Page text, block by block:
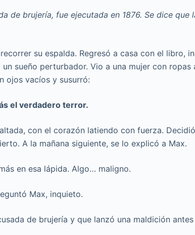
de brujería, fue ejecutada en 1876. Se dice
su espalda. Regresó a casa con el libro,
sueño perturbador. Vio a una mujer con
ojos vacíos y susurró:
el verdadero terror.
con el corazón latiendo con fuerza.
A la mañana siguiente, se lo explicó a Max.
en esa lápida. Algo… maligno.
Max, inquieto.
de brujería y que lanzó una maldición